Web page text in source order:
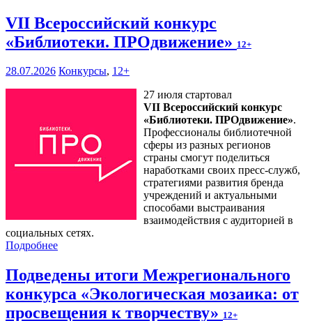
VII Всероссийский конкурс
«Библиотеки. ПРОдвижение» 12+
28.07.2026 Конкурсы, 12+
27 июля стартовал
VII Всероссийский конкурс
«Библиотеки. ПРОдвижение».
Профессионалы библиотечной
сферы из разных регионов
страны смогут поделиться
наработками своих пресс-служб,
стратегиями развития бренда
учреждений и актуальными
способами выстраивания
взаимодействия с аудиторией в
социальных сетях.
Подробнее
Подведены итоги Межрегионального
конкурса «Экологическая мозаика: от
просвещения к творчеству» 12+